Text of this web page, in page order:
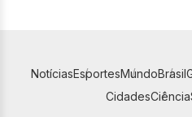
NotíciasEsportesMundoBrasil
CidadesCiência